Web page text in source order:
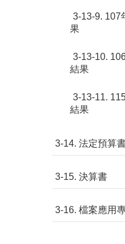
3-13-9. 107
果
3-13-10.
結果
3-13-11.
結果
3-14. 法定預算
3-15. 決算書
3-16. 檔案應用